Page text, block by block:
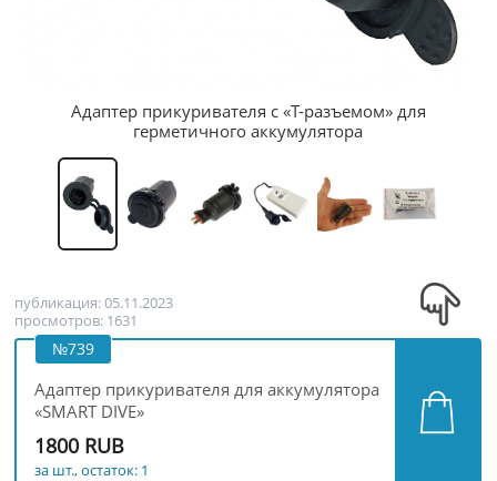
Адаптер прикуривателя с «Т-разъемом» для
герметичного аккумулятора
публикация: 05.11.2023
просмотров: 1631
№739
Адаптер прикуривателя для аккумулятора
«SMART DIVE»
1800 RUB
за шт., остаток: 1